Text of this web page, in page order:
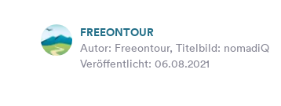
FREEONTOUR
Autor: Freeontour, Titelbild: nomadiQ
Veröffentlicht: 06.08.2021